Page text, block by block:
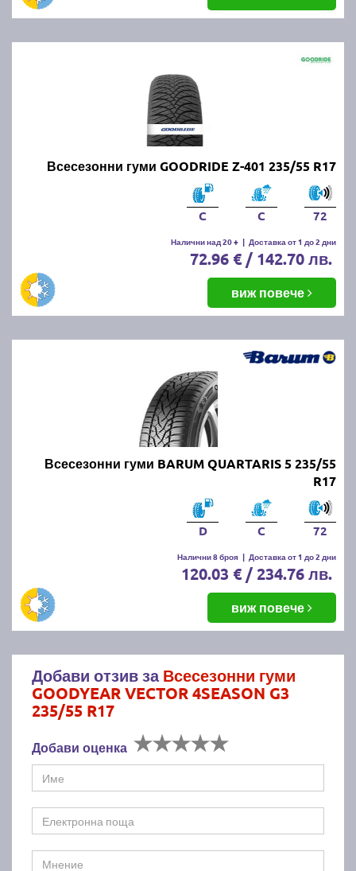
Всесезонни гуми GOODRIDE Z-401 235/55 R17
C C 72
Налични над 20 + | Доставка от 1 до 2 дни
72.96 € / 142.70 лв.
виж повече
Всесезонни гуми BARUM QUARTARIS 5 235/55
R17
D C 72
Налични 8 броя | Доставка от 1 до 2 дни
120.03 € / 234.76 лв.
виж повече
Добави отзив заВсесезонни гуми
GOODYEAR VECTOR 4SEASON G3
235/55 R17
Добави оценка